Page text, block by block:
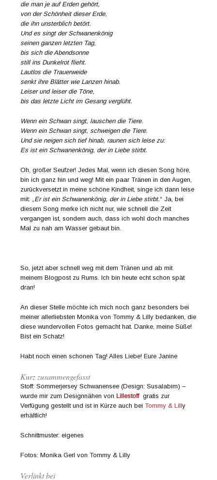
die man je auf Erden gehört,
von der Schönheit dieser Erde,
die ihn unsterblich betört.
Und es singt der Schwanenkönig
seinen ganzen letzten Tag,
bis sich die Abendsonne
still ins Dunkelrot flieht.
Lautlos die Trauerweide
senkt ihre Blätter wie Lanzen hinab.
Leiser und leiser die Töne,
bis das letzte Licht im Gesang verglüht.
Wenn ein Schwan singt, lauschen die Tiere.
Wenn ein Schwan singt, schweigen die Tiere.
Und sie neigen sich tief hinab, raunen sich leise zu:
Es ist ein Schwanenkönig, der in Liebe stirbt.
Oh, großer Seufzer! Jedes Mal, wenn ich diesen Song höre,
bin ich ganz hin und weg! Mit ein paar Tränen in den Augen,
zurückversetzt in meine schöne Kindheit, singe ich dann leise
mit: „Er ist ein Schwanenkönig, der in Liebe stirbt.“ Ja, bei
diesem Song merke ich nicht nur, wie schnell die Zeit
vergangen ist, sondern auch, dass ich wohl doch manches
Mal zu nah am Wasser gebaut bin.
So, jetzt aber schnell weg mit dem Tränen und ab mit
meinem Blogpost zu Rums. Ich bin heute echt schon spät
dran!
An dieser Stelle möchte ich mich noch ganz besonders bei
meiner allerliebsten Monika von Tommy & Lilly bedanken, die
diese wundervollen Fotos gemacht hat. Danke, meine Süße!
Bist ein Schatz!
Habt noch einen schonen Tag! Alles Liebe! Eure Janine
Kurz zusammengefasst
Stoff: Sommerjersey Schwanensee (Design: Susalabim) –
wurde mir zum Designnähen von Lillestoffgratis zur
Verfügung gestellt und ist in Kürze auch beiTommy & Lilly
erhältlich!
Schnittmuster: eigenes
Fotos: Monika Gerl von Tommy & Lilly
Verlinkt bei